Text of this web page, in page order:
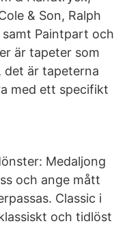
& Son, Ralph
samt Paintpart och
är tapeter som
det är tapeterna
med ett specifikt
Medaljong
och ange mått
Classic i
och tidlöst